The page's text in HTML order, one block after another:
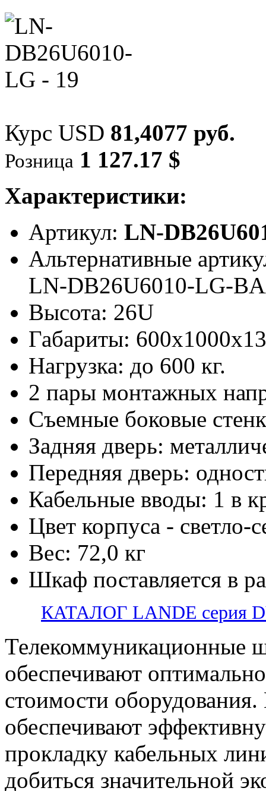
Курс USD 81,4077 руб.
Розница 1 127.17 $
Характеристики:
Артикул: LN-
Альтернативные
LN-DB26U6010-LG-
Высота: 26U
Габариты:
Нагрузка: до 600 кг.
2 пары монтажных
Съемные боковые
Задняя дверь:
Передняя дверь:
Кабельные вводы: 1 в
Цвет корпуса -
Вес: 72,0 кг
Шкаф поставляется в
КАТАЛОГ LANDE серия
Телекоммуникационные
обеспечивают
стоимости
обеспечивают
прокладку кабельных
добиться значительной